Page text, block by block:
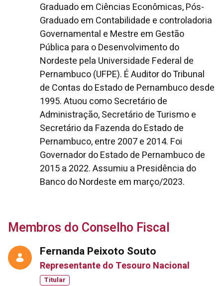
Graduado em Ciências Econômicas, Pós-
Graduado em Contabilidade e controladoria
Governamental e Mestre em Gestão
Pública para o Desenvolvimento do
Nordeste pela Universidade Federal de
Pernambuco (UFPE). É Auditor do Tribunal
de Contas do Estado de Pernambuco desde
1995. Atuou como Secretário de
Administração, Secretário de Turismo e
Secretário da Fazenda do Estado de
Pernambuco, entre 2007 e 2014. Foi
Governador do Estado de Pernambuco de
2015 a 2022. Assumiu a Presidência do
Banco do Nordeste em março/2023.
Membros do Conselho Fiscal
Fernanda Peixoto Souto
Representante do Tesouro Nacional
Titular